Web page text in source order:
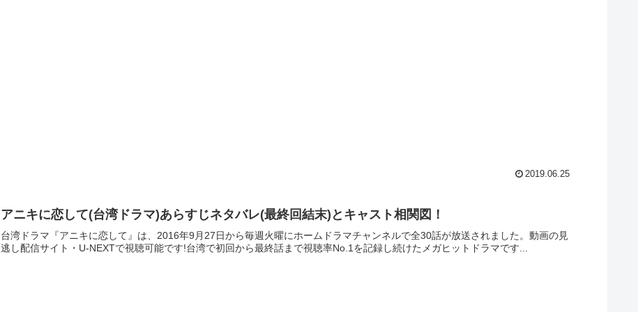
2019.06.25
アニキに恋して(台湾ドラマ)あらすじネタバレ(最終回結末)とキャスト相関図！
台湾ドラマ『アニキに恋して』は、2016年9月27日から毎週火曜にホームドラマチャンネルで全30話が放送されました。動画の見
逃し配信サイト・U-NEXTで視聴可能です!台湾で初回から最終話まで視聴率No.1を記録し続けたメガヒットドラマです...